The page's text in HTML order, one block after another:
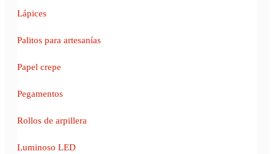
Lápices
Palitos para artesanías
Papel crepe
Pegamentos
Rollos de arpillera
Luminoso LED